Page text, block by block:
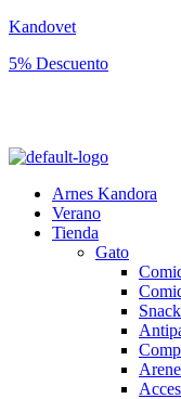
Kandovet
5% Descuento
Arnes Kandora
Verano
Tienda
Gato